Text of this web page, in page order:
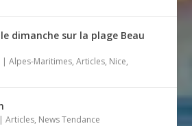
dimanche sur la plage Beau
|Alpes-Maritimes,Articles, Nice,
|Articles, News Tendance